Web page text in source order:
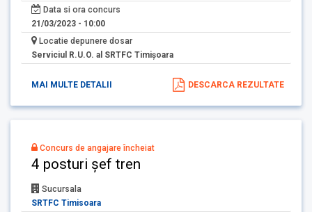
Data si ora concurs
21/03/2023 - 10:00
Locatie depunere dosar
Serviciul R.U.O. al SRTFC Timişoara
MAI MULTE DETALII DESCARCA REZULTATE
Concurs de angajare încheiat
4 posturi șef tren
Sucursala
SRTFC Timisoara